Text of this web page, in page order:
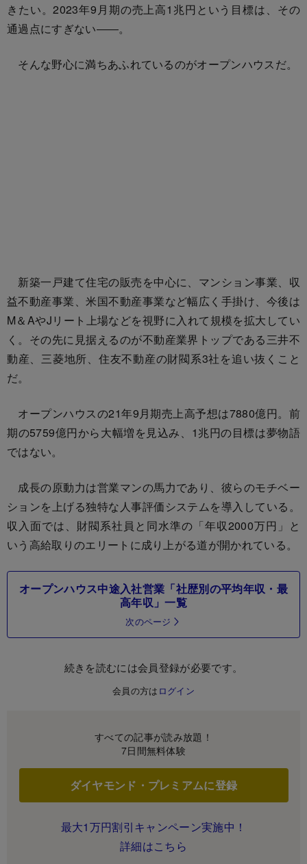
きたい。2023年9月期の売上高1兆円という目標は、その
通過点にすぎない――。
そんな野心に満ちあふれているのがオープンハウスだ。
新築一戸建て住宅の販売を中心に、マンション事業、収
益不動産事業、米国不動産事業など幅広く手掛け、今後は
M＆AやJリート上場などを視野に入れて規模を拡大してい
く。その先に見据えるのが不動産業界トップである三井不
動産、三菱地所、住友不動産の財閥系3社を追い抜くこと
だ。
オープンハウスの21年9月期売上高予想は7880億円。前
期の5759億円から大幅増を見込み、1兆円の目標は夢物語
ではない。
成長の原動力は営業マンの馬力であり、彼らのモチベー
ションを上げる独特な人事評価システムを導入している。
収入面では、財閥系社員と同水準の「年収2000万円」と
いう高給取りのエリートに成り上がる道が開かれている。
オープンハウス中途入社営業「社歴別の平均年収・最
高年収」一覧
次のページ
続きを読むには会員登録が必要です。
会員の方は ログイン
すべての記事が読み放題！
7日間無料体験
ダイヤモンド・プレミアムに登録
最大1万円割引キャンペーン実施中！
詳細はこちら